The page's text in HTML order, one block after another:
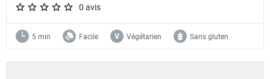
A star rating of 0 out of 5.
0 avis
5 min Facile Végétarien Sans gluten